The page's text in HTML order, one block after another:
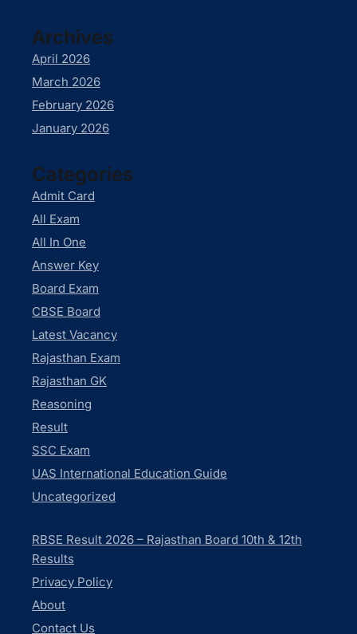
Archives
April 2026
March 2026
February 2026
January 2026
Categories
Admit Card
All Exam
All In One
Answer Key
Board Exam
CBSE Board
Latest Vacancy
Rajasthan Exam
Rajasthan GK
Reasoning
Result
SSC Exam
UAS International Education Guide
Uncategorized
RBSE Result 2026 – Rajasthan Board 10th & 12th
Results
Privacy Policy
About
Contact Us